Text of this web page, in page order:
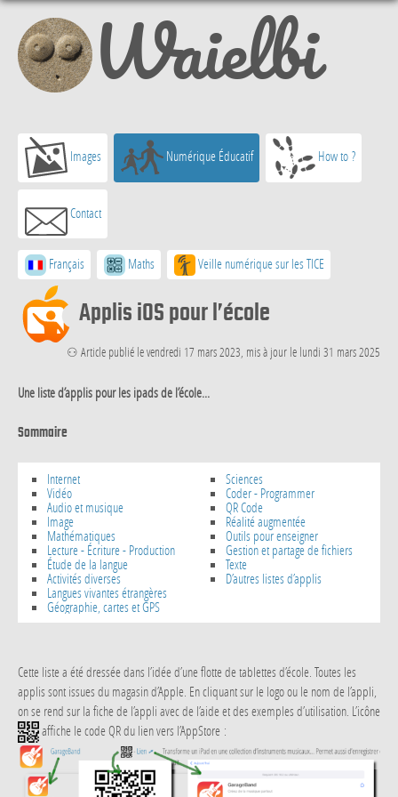
Waielbi
Images Numérique Éducatif How to ?
Contact
Français Maths Veille numérique sur les TICE
Applis iOS pour l’école
⚇ Article publié le vendredi 17 mars 2023, mis à jour le lundi 31 mars 2025
Une liste d’applis pour les ipads de l’école...
Sommaire
Internet
Vidéo
Audio et musique
Image
Mathématiques
Lecture - Écriture - Production
Étude de la langue
Activités diverses
Langues vivantes étrangères
Géographie, cartes et GPS
Sciences
Coder - Programmer
QR Code
Réalité augmentée
Outils pour enseigner
Gestion et partage de fichiers
Texte
D’autres listes d’applis
Cette liste a été dressée dans l’idée d’une flotte de tablettes d’école. Toutes les
applis sont issues du magasin d’Apple. En cliquant sur le logo ou le nom de l’appli,
on se rend sur la fiche de l’appli avec de l’aide et des exemples d’utilisation. L’icône
affiche le code QR du lien vers l’AppStore :